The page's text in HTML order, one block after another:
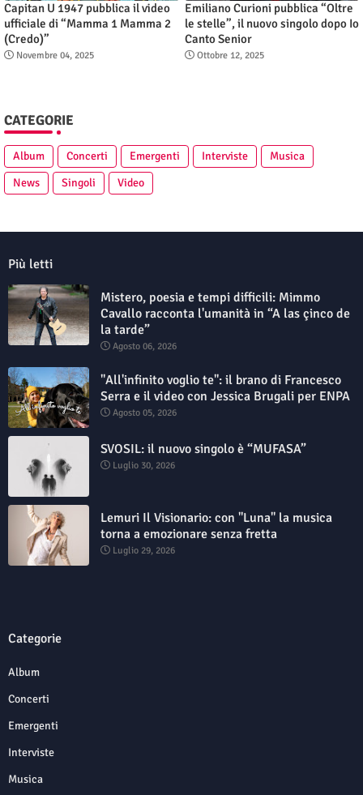
Capitan U 1947 pubblica il video
ufficiale di “Mamma 1 Mamma 2
(Credo)”
Novembre 04, 2025
Emiliano Curioni pubblica “Oltre
le stelle”, il nuovo singolo dopo Io
Canto Senior
Ottobre 12, 2025
CATEGORIE
Album Concerti Emergenti Interviste
Musica
News
Singoli Video
Più letti
Mistero, poesia e tempi difficili: Mimmo
Cavallo racconta l'umanità in “A las çinco de
la tarde”
Agosto 06, 2026
"All'infinito voglio te": il brano di Francesco
Serra e il video con Jessica Brugali per ENPA
Agosto 05, 2026
SVOSIL: il nuovo singolo è “MUFASA”
Luglio 30, 2026
Lemuri Il Visionario: con "Luna" la musica
torna a emozionare senza fretta
Luglio 29, 2026
Categorie
Album
Concerti
Emergenti
Interviste
Musica